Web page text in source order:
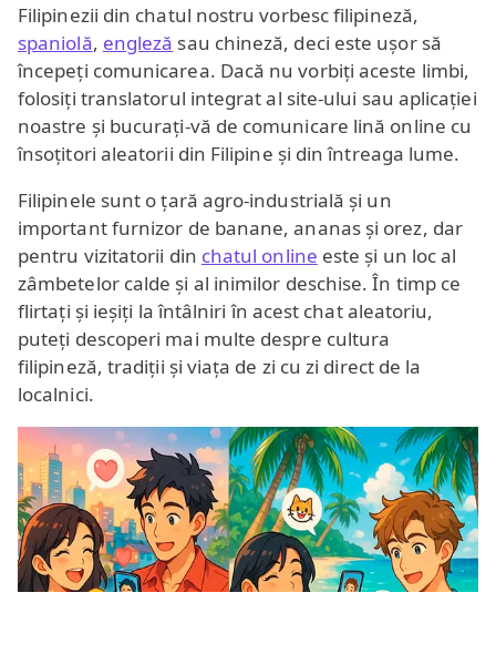
Filipinezii din chatul nostru vorbesc filipineză,
spaniolă, engleză sau chineză, deci este ușor să
începeți comunicarea. Dacă nu vorbiți aceste limbi,
folosiți translatorul integrat al site-ului sau aplicației
noastre și bucurați-vă de comunicare lină online cu
însoțitori aleatorii din Filipine și din întreaga lume.
Filipinele sunt o țară agro‑industrială și un
important furnizor de banane, ananas și orez, dar
pentru vizitatorii din chatul online este și un loc al
zâmbetelor calde și al inimilor deschise. În timp ce
flirtați și ieșiți la întâlniri în acest chat aleatoriu,
puteți descoperi mai multe despre cultura
filipineză, tradiții și viața de zi cu zi direct de la
localnici.